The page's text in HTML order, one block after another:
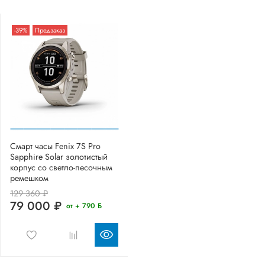
-39% Предзаказ
Смарт часы Fenix 7S Pro
Sapphire Solar золотистый
корпус со светло-песочным
ремешком
129 360 ₽
79 000 ₽ от + 790 Б